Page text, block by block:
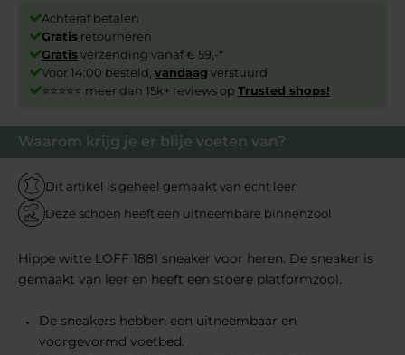
Waarom krijg je er blije voeten van?
Dit artikel is geheel gemaakt van echt leer
Deze schoen heeft een uitneembare binnenzool
Hippe witte LOFF 1881 sneaker voor heren. De sneaker is
gemaakt van leer en heeft een stoere platformzool.
De sneakers hebben een uitneembaar en
voorgevormd voetbed.
Achteraf betalen
Gratis retourneren
Gratisverzending vanaf € 59,-*
Voor 14:00 besteld, vandaag verstuurd
⭐⭐⭐⭐⭐ meer dan 15k+ reviews op Trusted shops!